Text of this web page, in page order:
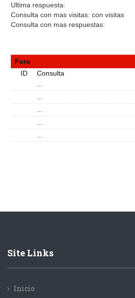
Ultima respuesta:
Consulta con mas visitas: con visitas
Consulta con mas respuestas:
Foro
ID
Consulta
Site Links
Inicio